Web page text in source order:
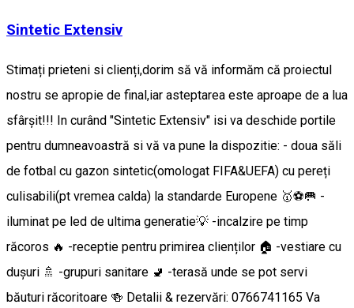
Sintetic Extensiv
Stimați prieteni si clienți,dorim să vă informăm că proiectul
nostru se apropie de final,iar asteptarea este aproape de a lua
sfârșit!!! In curând "Sintetic Extensiv" isi va deschide portile
pentru dumneavoastră si vă va pune la dispozitie: - doua săli
de fotbal cu gazon sintetic(omologat FIFA&UEFA) cu pereți
culisabili(pt vremea calda) la standarde Europene 🥇⚽️🥅 -
iluminat pe led de ultima generatie💡 -incalzire pe timp
răcoros 🔥 -receptie pentru primirea clienților 🏠 -vestiare cu
dușuri 🚿 -grupuri sanitare 🚽 -terasă unde se pot servi
băuturi răcoritoare 🍻 Detalii & rezervări: 0766741165 Va